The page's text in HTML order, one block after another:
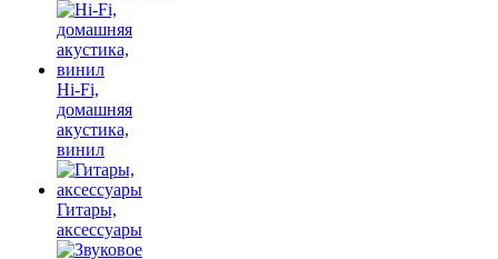
Hi-Fi,
домашняя
акустика,
винил
Гитары,
аксессуары